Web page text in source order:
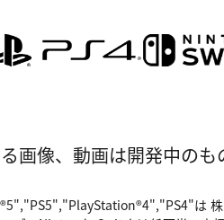
画像、動画は開発中のも
は